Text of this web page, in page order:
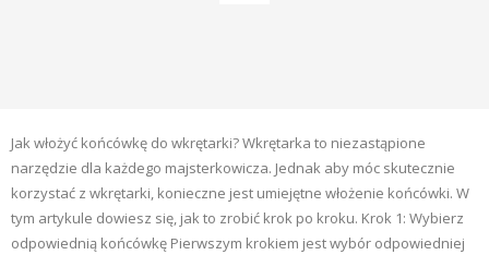
Jak włożyć końcówkę do wkrętarki? Wkrętarka to niezastąpione
narzędzie dla każdego majsterkowicza. Jednak aby móc skutecznie
korzystać z wkrętarki, konieczne jest umiejętne włożenie końcówki. W
tym artykule dowiesz się, jak to zrobić krok po kroku. Krok 1: Wybierz
odpowiednią końcówkę Pierwszym krokiem jest wybór odpowiedniej